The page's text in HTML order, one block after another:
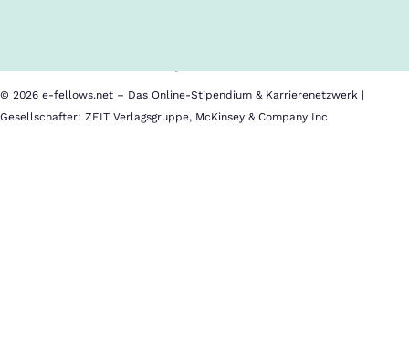
© 2026 e-fellows.net – Das Online-Stipendium & Karrierenetzwerk |
Gesellschafter: ZEIT Verlagsgruppe, McKinsey & Company Inc